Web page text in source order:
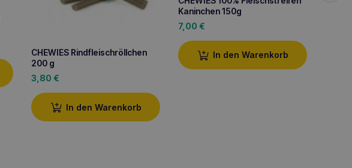
CHEWIES Rindfleischröllchen
200 g
3,80 €
In den Warenkorb
Kaninchen 150g
7,00 €
In den Warenkorb